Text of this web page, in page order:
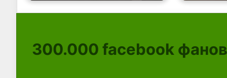
300.000 facebook